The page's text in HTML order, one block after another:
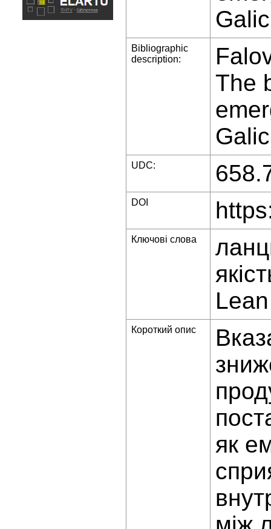
Bibliographic
description:
The
UDC:
DOI
Ключові слова
Lean
Короткий опис
як